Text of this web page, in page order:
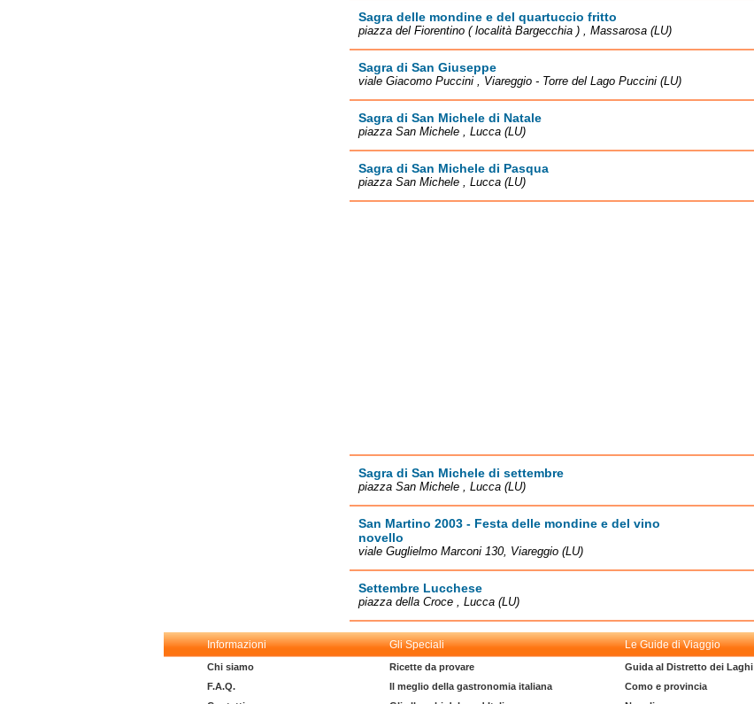
Sagra delle mondine e del quartuccio fritto
piazza del Fiorentino ( località Bargecchia ) , Massarosa (LU)
Sagra di San Giuseppe
viale Giacomo Puccini , Viareggio - Torre del Lago Puccini (LU)
Sagra di San Michele di Natale
piazza San Michele , Lucca (LU)
Sagra di San Michele di Pasqua
piazza San Michele , Lucca (LU)
Sagra di San Michele di settembre
piazza San Michele , Lucca (LU)
San Martino 2003 - Festa delle mondine e del vino
novello
viale Guglielmo Marconi 130, Viareggio (LU)
Settembre Lucchese
piazza della Croce , Lucca (LU)
Informazioni Gli Speciali Le Guide di Viaggio
Chi siamo
F.A.Q.
Ricette da provare
Il meglio della gastronomia italiana
Guida al Distretto dei Laghi
Como e provincia